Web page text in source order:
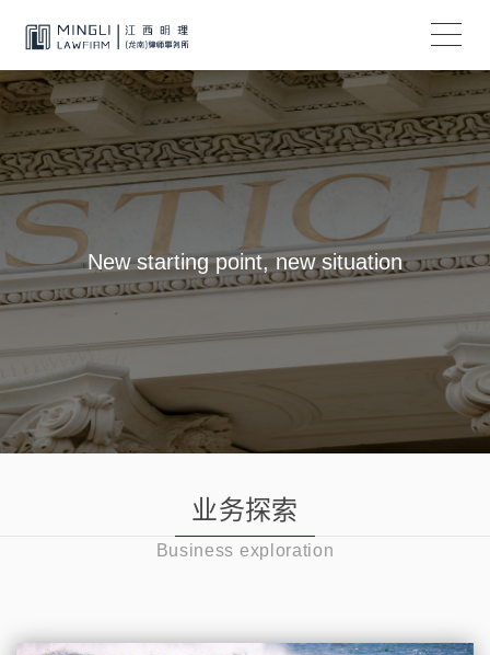
New starting point, new situation
业务探索
Business exploration